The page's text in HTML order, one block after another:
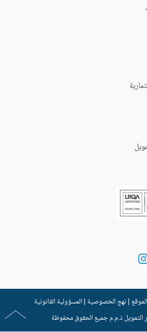
|نهج الخصوصية|المسؤولية القانونية
ذ.م.م جميع الحقوق محفوظة